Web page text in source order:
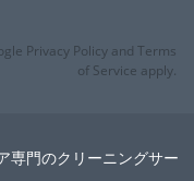
Privacy Policy and Terms
of Service apply.
専門のクリーニングサー